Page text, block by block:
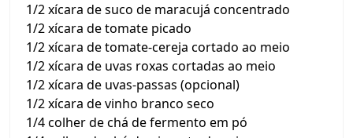
1/2 xícara de suco de maracujá concentrado
1/2 xícara de tomate picado
1/2 xícara de tomate-cereja cortado ao meio
1/2 xícara de uvas roxas cortadas ao meio
1/2 xícara de uvas-passas (opcional)
1/2 xícara de vinho branco seco
1/4 colher de chá de fermento em pó